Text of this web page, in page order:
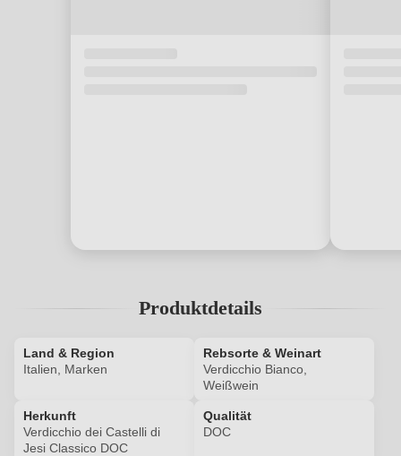
Produktdetails
Land & Region
Italien, Marken
Rebsorte & Weinart
Verdicchio Bianco,
Weißwein
Herkunft
Verdicchio dei Castelli di
Jesi Classico DOC
Qualität
DOC